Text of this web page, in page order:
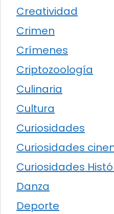
Creatividad
Crimen
Crímenes
Criptozoología
Culinaria
Cultura
Curiosidades
Curiosidades
Curiosidades
Danza
Deporte